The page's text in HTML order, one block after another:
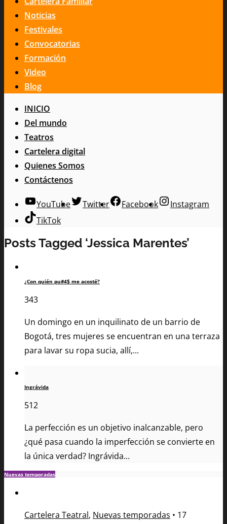
Noticias
Festivales
Convocatorias
Formación
Video
Blog
INICIO
Del mundo
Teatros
Cartelera digital
Quienes Somos
Contáctenos
YouTube Twitter Facebook
Instagram
TikTok
Posts Tagged ‘Jessica Marentes’
¿Con quién pu#4$ me acosté?
343
Un domingo en un inquilinato de un barrio de
Bogotá, tres mujeres se encuentran en una terraza
para lavar su ropa sucia, allí,...
Ingrávida
512
La perfección es un objetivo inalcanzable, pero
¿qué pasa cuando la imperfección se convierte en
la única verdad? Ingrávida...
Nuevas temporadas
Cartelera Teatral, Nuevas temporadas • 17